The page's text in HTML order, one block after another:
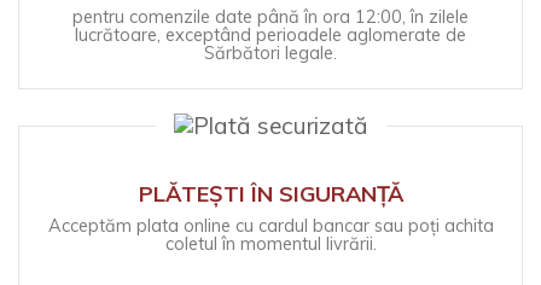
pentru comenzile date până în ora 12:00, în zilele
lucrătoare, exceptând perioadele aglomerate de
Sărbători legale.
PLĂTEȘTI ÎN SIGURANȚĂ
Acceptăm plata online cu cardul bancar sau poți achita
coletul în momentul livrării.